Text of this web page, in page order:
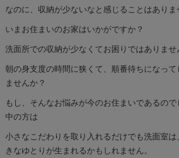
なのに、収納が少ないなと感じることはありま
いまお住まいのお家はいかがですか？
洗面所での収納が少なくてお困りではありませ
朝の身支度の時間に狭くて、順番待ちになっ
ませんか？
もし、そんなお悩みが今のお住まいであるの
中の方は
小さなこだわりを取り入れるだけでも洗面室
きなゆとりが生まれるかもしれません。